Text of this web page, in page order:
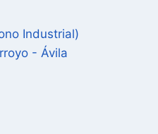
Industrial)
- Ávila